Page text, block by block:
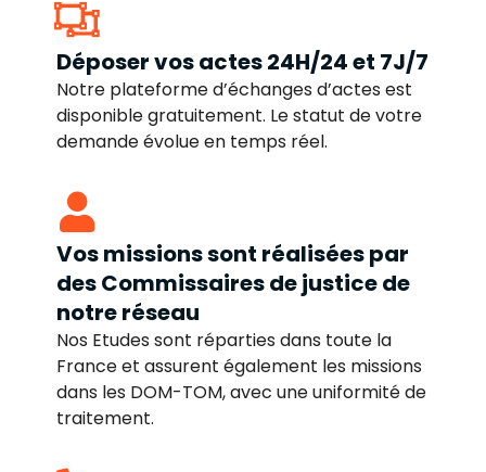
Déposer vos actes 24H/24 et 7J/7
Notre plateforme d’échanges d’actes est
disponible gratuitement. Le statut de votre
demande évolue en temps réel.
Vos missions sont réalisées par
des Commissaires de justice de
notre réseau
Nos Etudes sont réparties dans toute la
France et assurent également les missions
dans les DOM-TOM, avec une uniformité de
traitement.